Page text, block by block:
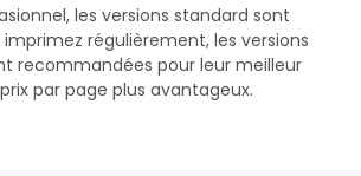
les versions standard sont
régulièrement, les versions
recommandées pour leur meilleur
par page plus avantageux.